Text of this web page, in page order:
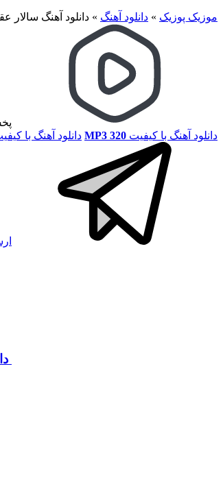
موزیک پوزیک » دانلود آهنگ » دانلود آهنگ سالار
دانلود آهنگ با کیفیت MP3 320 دانلود آهنگ با